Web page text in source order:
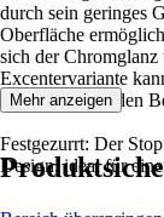
durch sein geringes
Oberfläche
sich der
Excentervariante
schließen, was den
Festgezurrt: Der
Design, ideal für
Mehr anzeigen